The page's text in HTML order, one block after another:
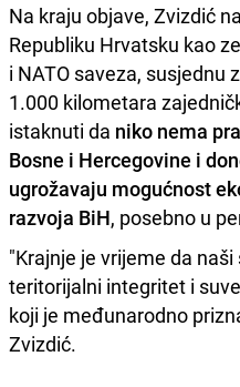
Na kraju objave, Zvizdić
Republiku Hrvatsku kao
i NATO saveza, susjednu
1.000 kilometara
istaknuti da niko nema
Bosne i Hercegovine i
ugrožavaju mogućnost
razvoja BiH, posebno u
"Krajnje je vrijeme da
teritorijalni integritet i
koji je međunarodno
Zvizdić.